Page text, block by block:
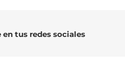
tus redes sociales